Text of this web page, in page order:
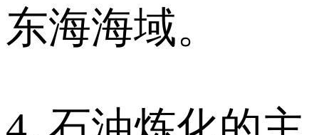
东海海域。